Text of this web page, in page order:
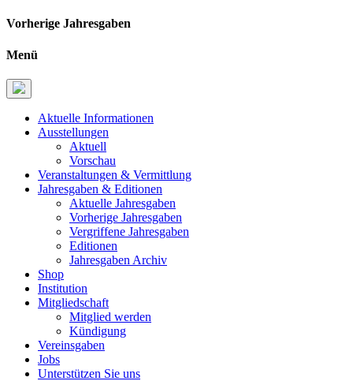
Vorherige Jahresgaben
Menü
Aktuelle Informationen
Ausstellungen
Aktuell
Vorschau
Veranstaltungen & Vermittlung
Jahresgaben & Editionen
Aktuelle Jahresgaben
Vorherige Jahresgaben
Vergriffene Jahresgaben
Editionen
Jahresgaben Archiv
Shop
Institution
Mitgliedschaft
Mitglied werden
Kündigung
Vereinsgaben
Jobs
Unterstützen Sie uns